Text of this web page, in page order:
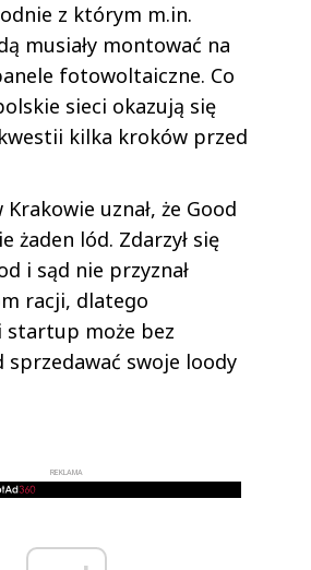
z którym m.in.
musiały montować na
fotowoltaiczne. Co
sieci okazują się
kilka kroków przed
Krakowie uznał, że Good
żaden lód. Zdarzył się
i sąd nie przyznał
racji, dlatego
startup może bez
sprzedawać swoje loody
REKLAMA